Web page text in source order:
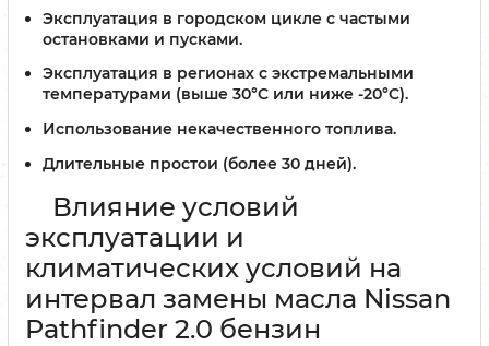
Эксплуатация в городском цикле с частыми
остановками и пусками.
Эксплуатация в регионах с экстремальными
температурами (выше 30°C или ниже -20°C).
Использование некачественного топлива.
Длительные простои (более 30 дней).
Влияние условий
эксплуатации и
климатических условий на
интервал замены масла Nissan
Pathfinder 2.0 бензин